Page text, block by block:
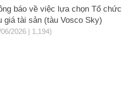
báo về việc lựa chọn Tổ chức
giá tài sản (tàu Vosco Sky)
2026 | 1,194)